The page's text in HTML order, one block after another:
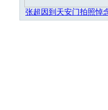
张超因到天安门拍照悼